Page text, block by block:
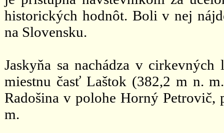
historických hodnôt. Boli v nej
na Slovensku.
Jaskyňa sa nachádza v
miestnu časť Laštok (382,2 m n.
Radošina v polohe Horný
m.